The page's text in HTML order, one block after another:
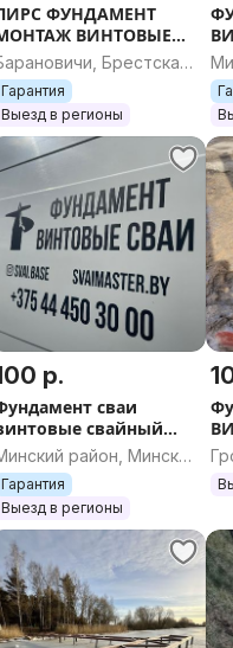
ФУНДАМЕНТ
ВИНТОВЫЕ
СВАЙНЫЙ
ДОМ
СРУБ АФРЕЙМ
НАВЕС БЕСЕДКА
Брестская
Гарантия
Выезд в регионы
р.
сваи
свайный
фундамент
сваях под дом баня
пирс терраса
навес
район, Минская
Гарантия
Выезд в регионы